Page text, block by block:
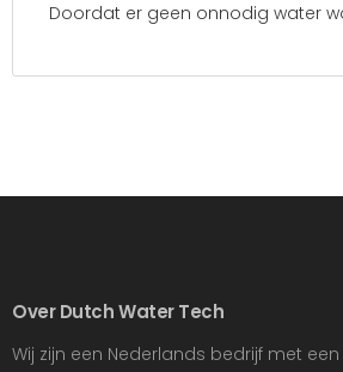
Doordat er geen onnodig water
Over Dutch Water Tech
Wij zijn een Nederlands bedrijf met een